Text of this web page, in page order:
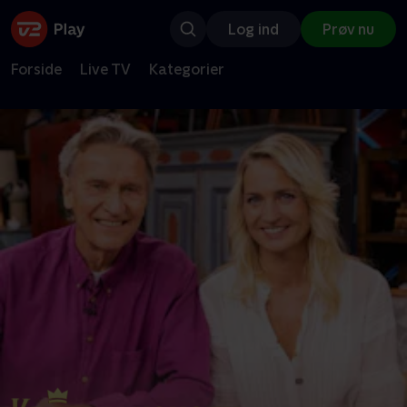
Log ind Prøv nu
Forside Live TV Kategorier